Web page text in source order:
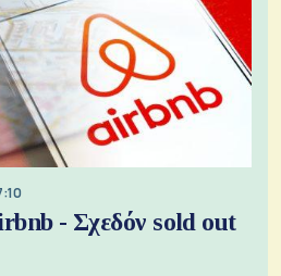
- Σχεδόν sold out